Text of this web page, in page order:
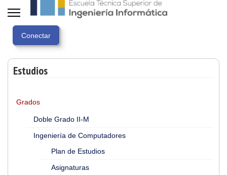
Estudios
Grados
Doble Grado II-M
Ingeniería de Computadores
Plan de Estudios
Asignaturas